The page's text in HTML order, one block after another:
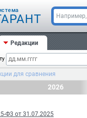
Например,
Редакции
для сравнения
2026
Ф3 от 31.07.2025